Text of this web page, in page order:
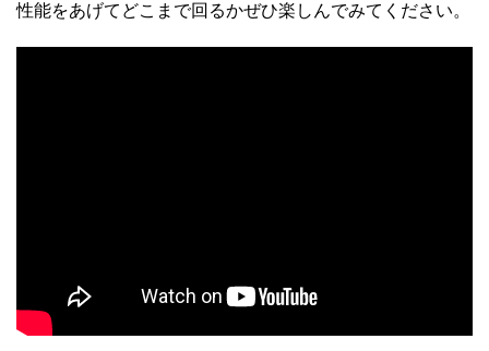
性能をあげてどこまで回るかぜひ楽しんでみてください。